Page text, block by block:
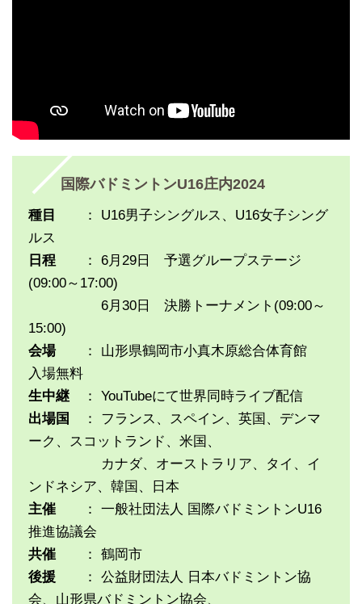
国際バドミントンU16庄内2024
種目
： U16男子シングルス、U16女子シング
ルス
日程 ： 6月29日 予選グループステージ
(09:00～17:00)
6月30日 決勝トーナメント(09:00～
15:00)
会場： 山形県鶴岡市小真木原総合体育館
入場無料
生中継 ： YouTubeにて世界同時ライブ配信
出場国
： フランス、スペイン、英国、デンマ
ーク、スコットランド、米国、
カナダ、オーストラリア、タイ、イ
ンドネシア、韓国、日本
主催 ： 一般社団法人 国際バドミントンU16
推進協議会
共催 ： 鶴岡市
後援 ： 公益財団法人 日本バドミントン協
会、山形県バドミントン協会、